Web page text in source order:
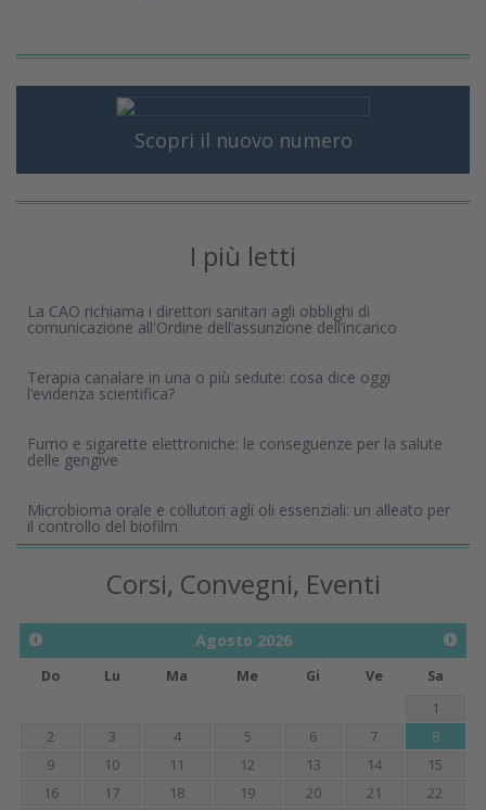
Scopri il nuovo numero
I più letti
La CAO richiama i direttori sanitari agli obblighi di
comunicazione all'Ordine dell’assunzione dell’incarico
Terapia canalare in una o più sedute: cosa dice oggi
l’evidenza scientifica?
Fumo e sigarette elettroniche: le conseguenze per la salute
delle gengive
Microbioma orale e collutori agli oli essenziali: un alleato per
il controllo del biofilm
Corsi, Convegni, Eventi
Agosto 2026
Do Lu Ma Me Gi Ve
Sa
1
2
3 4 5 6 7
8
9
10 11 12 13 14
15
16
17 18 19 20 21 22